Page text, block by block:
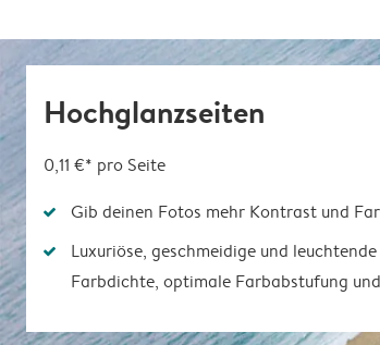
Hochglanzseiten
0,11 €* pro Seite
Gib deinen Fotos mehr Kontrast und
Luxuriöse, geschmeidige und
Farbdichte, optimale Farbabstufung